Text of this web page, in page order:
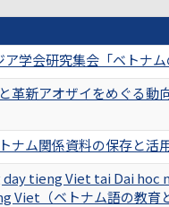
ア学会研究集会「ベトナ
⾰新アオザイをめぐる
ナム関係資料の保存と
tieng Viet tai Dai hoc
Viet（ベトナム語の教育